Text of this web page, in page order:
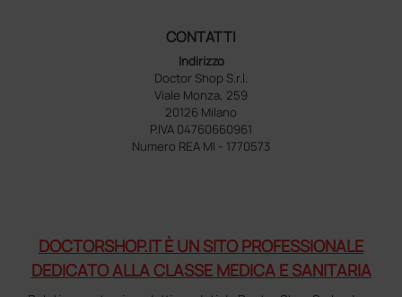
CONTATTI
Indirizzo
Doctor Shop S.r.l.
Viale Monza, 259
20126 Milano
P.IVA 04760660961
Numero REA MI - 1770573
DOCTORSHOP.IT È UN SITO PROFESSIONALE
DEDICATO ALLA CLASSE MEDICA E SANITARIA